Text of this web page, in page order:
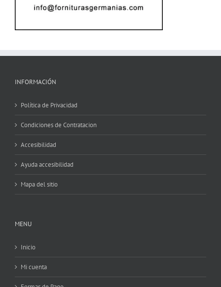
INFORMACIÓN
Política de Privacidad
Condiciones de Contratacion
Accesibilidad
Ayuda accesibilidad
Mapa del sitio
MENU
Inicio
Mi cuenta